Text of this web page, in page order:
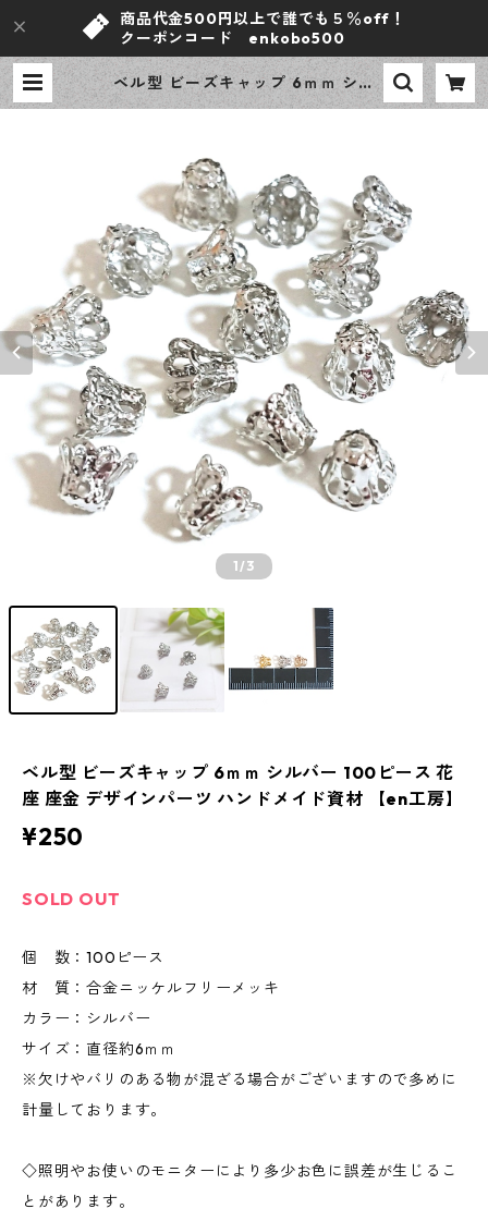
商品代金500円以上で誰でも５％off！
クーポンコード enkobo500
ベル型 ビーズキャップ 6ｍｍ シル
バー 100ピース 花座 座金 デザイン
1/3
ベル型 ビーズキャップ 6ｍｍ シルバー 100ピース 花
座 座金 デザインパーツ ハンドメイド資材 【en工房】
¥250
SOLD OUT
個 数：100ピース
材 質：合金ニッケルフリーメッキ
カラー：シルバー
サイズ：直径約6ｍｍ
※欠けやバリのある物が混ざる場合がございますので多めに
計量しております。
◇照明やお使いのモニターにより多少お色に誤差が生じるこ
とがあります。